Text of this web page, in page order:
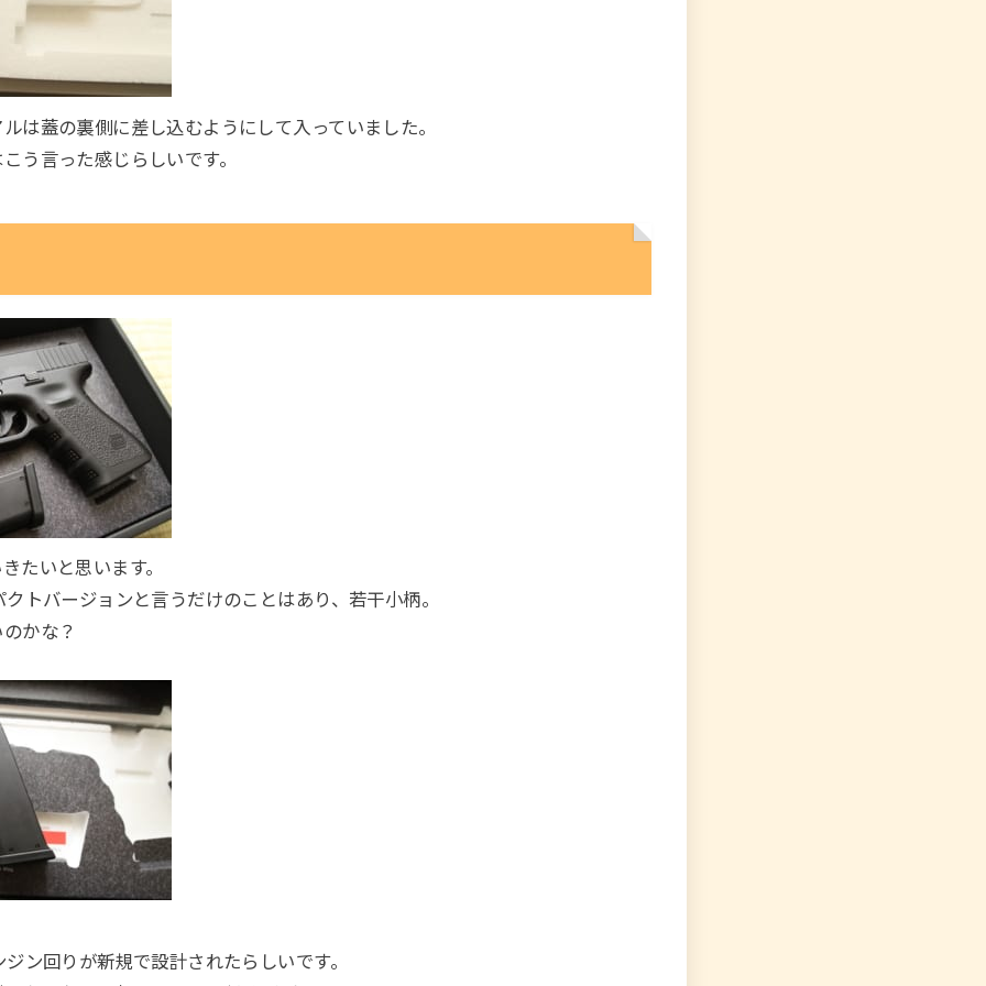
は蓋の裏側に差し込むようにして入っていました。
う言った感じらしいです。
たいと思います。
トバージョンと言うだけのことはあり、若干小柄。
かな？
ン回りが新規で設計されたらしいです。